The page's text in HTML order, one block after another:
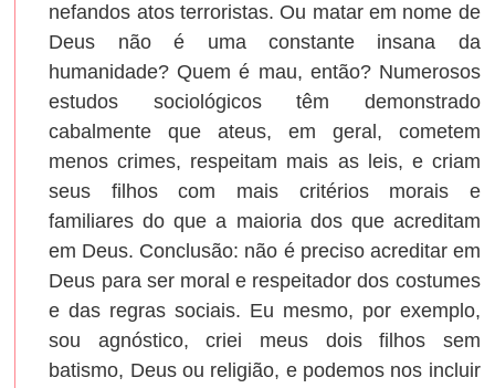
nefandos atos terroristas. Ou matar em nome de
Deus não é uma constante insana da
humanidade? Quem é mau, então? Numerosos
estudos sociológicos têm demonstrado
cabalmente que ateus, em geral, cometem
menos crimes, respeitam mais as leis, e criam
seus filhos com mais critérios morais e
familiares do que a maioria dos que acreditam
em Deus. Conclusão: não é preciso acreditar em
Deus para ser moral e respeitador dos costumes
e das regras sociais. Eu mesmo, por exemplo,
sou agnóstico, criei meus dois filhos sem
batismo, Deus ou religião, e podemos nos incluir